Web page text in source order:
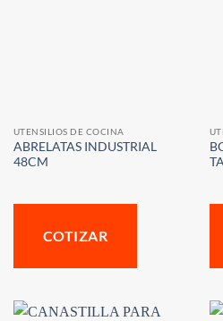
UTENSILIOS DE COCINA
ABRELATAS INDUSTRIAL
48CM
COTIZAR